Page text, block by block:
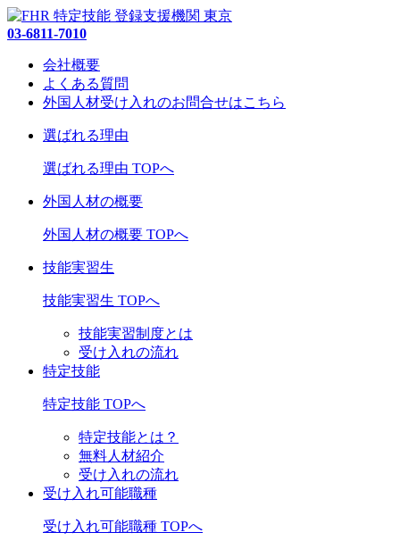
03-6811-7010
会社概要
よくある質問
外国人材受け入れのお問合せはこちら
選ばれる理由
選ばれる理由 TOPへ
外国人材の概要
外国人材の概要 TOPへ
技能実習生
技能実習生 TOPへ
技能実習制度とは
受け入れの流れ
特定技能
特定技能 TOPへ
特定技能とは？
無料人材紹介
受け入れの流れ
受け入れ可能職種
受け入れ可能職種 TOPへ